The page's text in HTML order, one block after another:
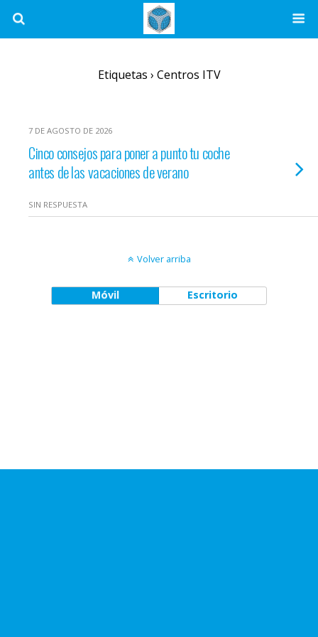
Etiquetas › Centros ITV
7 DE AGOSTO DE 2026
Cinco consejos para poner a punto tu coche
antes de las vacaciones de verano
SIN RESPUESTA
Volver arriba
Móvil Escritorio